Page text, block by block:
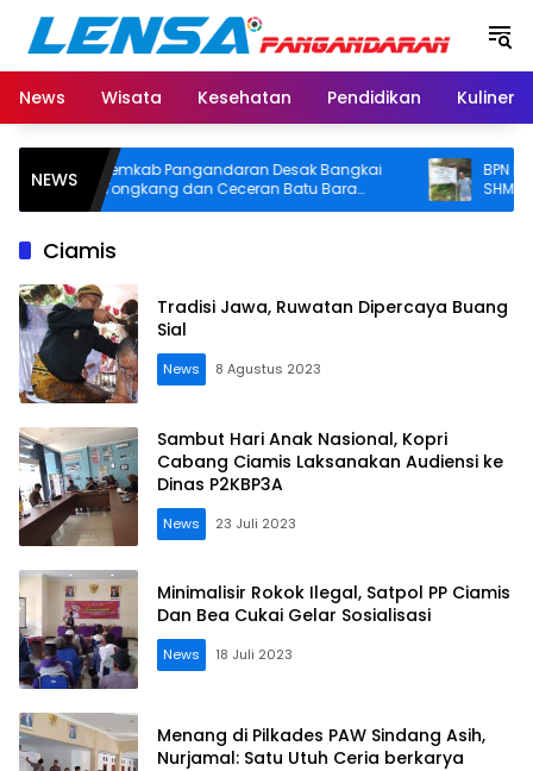
Langsung
konten
News
Wisata Kesehatan Pendidikan Kuliner
NEWS
Pemkab Pangandaran Desak Bangkai
Tongkang dan Ceceran Batu Bara
Segera Diangkat, Soroti Buruknya
BPN
SHM di Pantai
Usut Asal-usul
Ciamis
Tradisi Jawa, Ruwatan Dipercaya Buang
Sial
News 8 Agustus 2023
Sambut Hari Anak Nasional, Kopri
Cabang Ciamis Laksanakan Audiensi ke
Dinas P2KBP3A
News 23 Juli 2023
Minimalisir Rokok Ilegal, Satpol PP Ciamis
Dan Bea Cukai Gelar Sosialisasi
News 18 Juli 2023
Menang di Pilkades PAW Sindang Asih,
Nurjamal: Satu Utuh Ceria berkarya